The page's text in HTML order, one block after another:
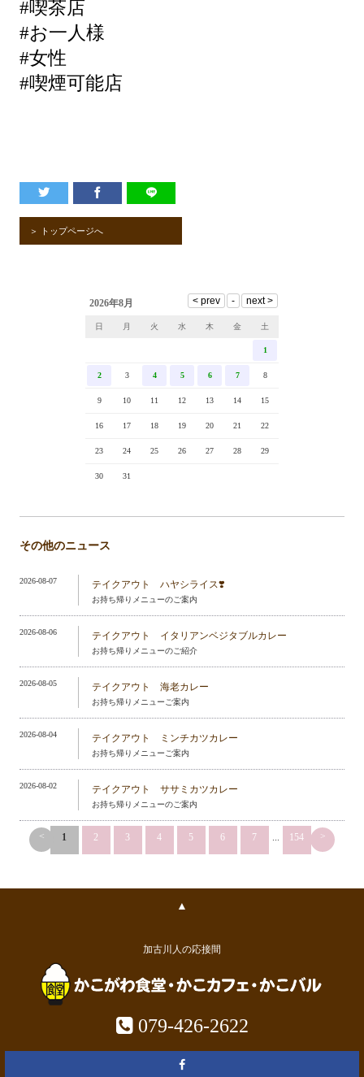
#喫茶店
#お一人様
#女性
#喫煙可能店
＞ トップページへ
2026年8月
日 月 火 水 木 金 土
1
2 3 4 5 6 7 8
9 10 11 12 13 14 15
16 17 18 19 20 21 22
23 24 25 26 27 28 29
30 31
その他のニュース
2026-08-07 テイクアウト ハヤシライス❣️
お持ち帰りメニューのご案内
2026-08-06 テイクアウト イタリアンベジタブルカレー
お持ち帰りメニューのご紹介
2026-08-05 テイクアウト 海老カレー
お持ち帰りメニューご案内
2026-08-04 テイクアウト ミンチカツカレー
お持ち帰りメニューご案内
2026-08-02 テイクアウト ササミカツカレー
お持ち帰りメニューのご案内
< 1 2 3 4 5 6 7 ... 154 >
▲
加古川人の応接間
079-426-2622